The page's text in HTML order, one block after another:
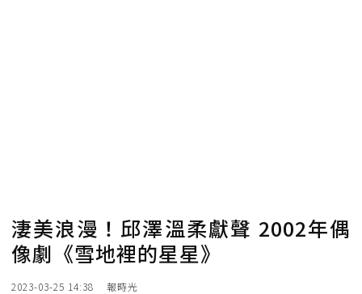
淒美浪漫！邱澤溫柔獻聲 2002年偶
像劇《雪地裡的星星》
2023-03-25 14:38 報時光